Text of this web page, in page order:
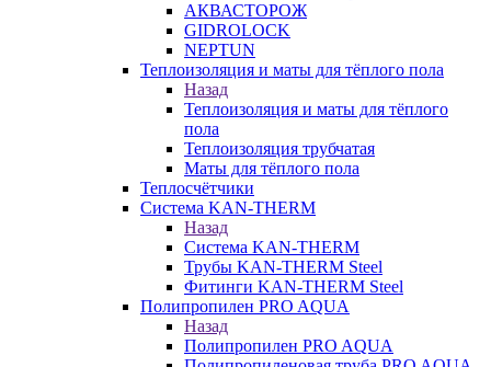
АКВАСТОРОЖ
GIDROLOCK
NEPTUN
Теплоизоляция и маты для тёплого пола
Назад
Теплоизоляция и маты для тёплого
пола
Теплоизоляция трубчатая
Маты для тёплого пола
Теплосчётчики
Система KAN-THERM
Назад
Система KAN-THERM
Трубы KAN-THERM Steel
Фитинги KAN-THERM Steel
Полипропилен PRO AQUA
Назад
Полипропилен PRO AQUA